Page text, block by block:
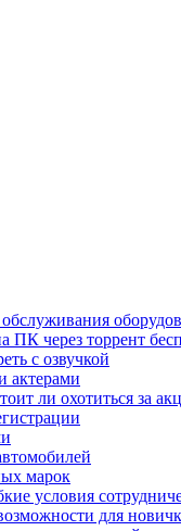
ПК через торрент
с озвучкой
актерами
ли охотиться за
марок
условия
для